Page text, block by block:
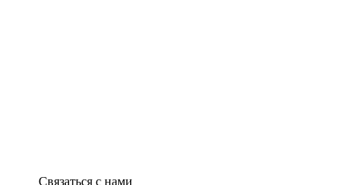
Связаться с нами